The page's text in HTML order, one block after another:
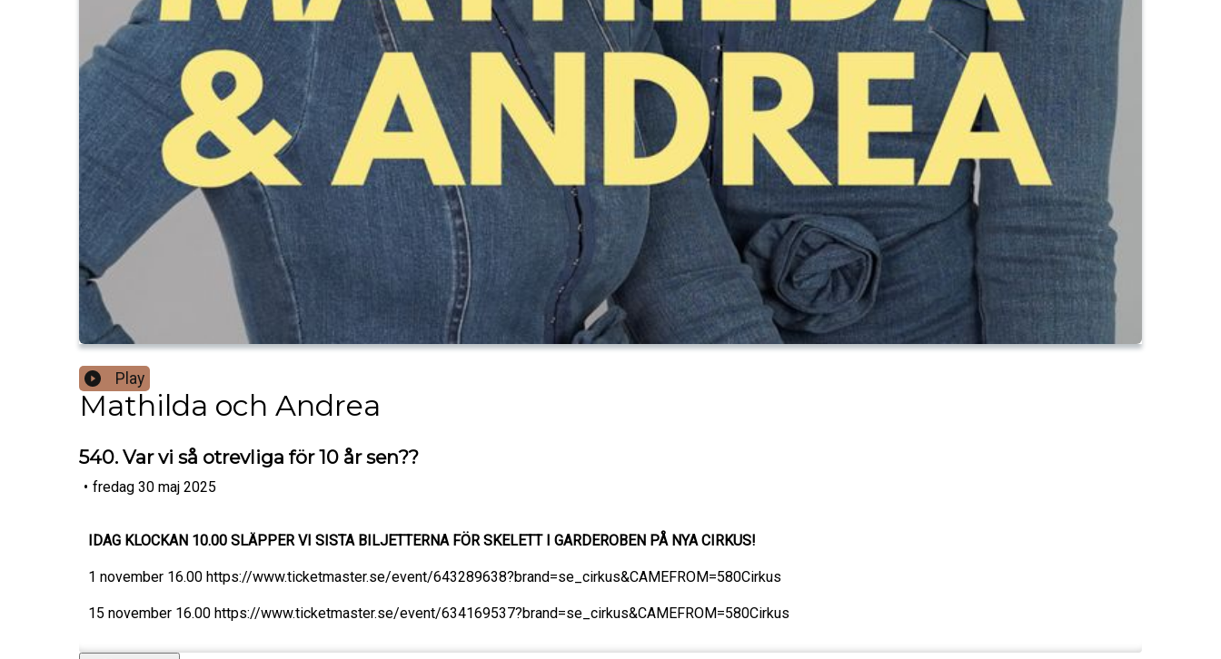
Play
Mathilda och Andrea
540. Var vi så otrevliga för 10 år sen??
• fredag 30 maj 2025
IDAG KLOCKAN 10.00 SLÄPPER VI SISTA BILJETTERNA FÖR SKELETT I GARDEROBEN PÅ NYA CIRKUS!
1 november 16.00 https://www.ticketmaster.se/event/643289638?brand=se_cirkus&CAMEFROM=580Cirkus
15 november 16.00 https://www.ticketmaster.se/event/634169537?brand=se_cirkus&CAMEFROM=580Cirkus